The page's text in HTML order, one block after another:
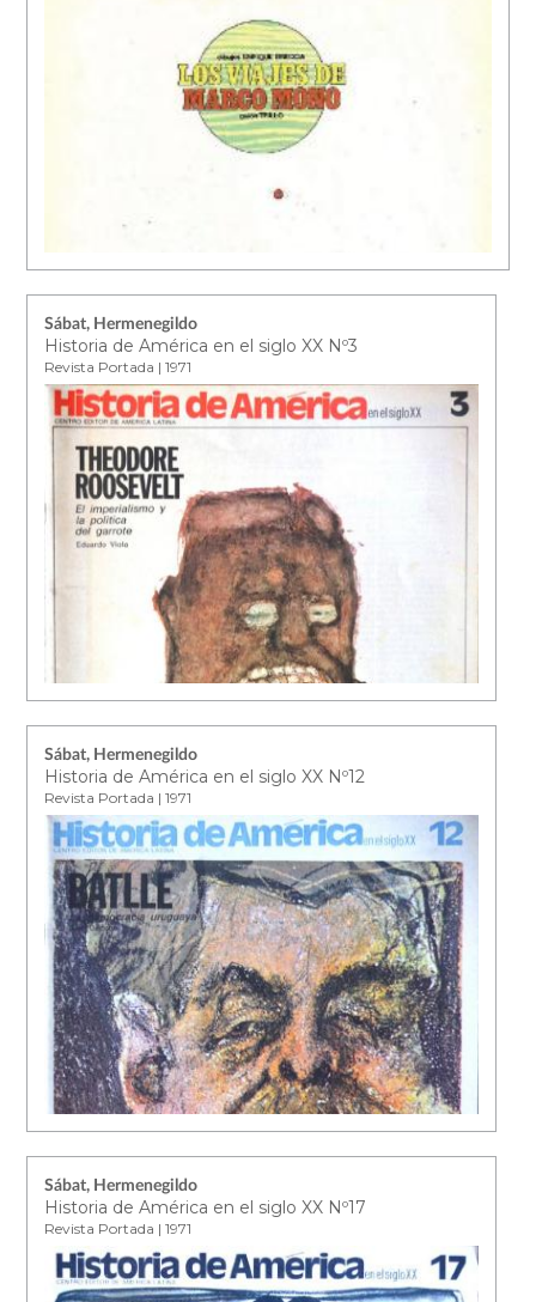
Sábat, Hermenegildo
Historia de América en el siglo XX Nº3
Revista Portada | 1971
Sábat, Hermenegildo
Historia de América en el siglo XX Nº12
Revista Portada | 1971
Sábat, Hermenegildo
Historia de América en el siglo XX Nº17
Revista Portada | 1971